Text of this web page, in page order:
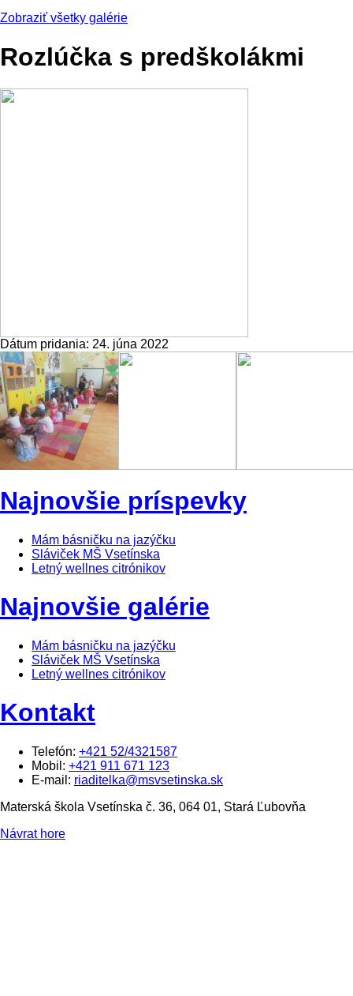
Zobraziť všetky galérie
Rozlúčka s predškolákmi
Dátum pridania: 24. júna 2022
Najnovšie príspevky
Mám básničku na jazýčku
Sláviček MŠ Vsetínska
Letný wellnes citrónikov
Najnovšie galérie
Mám básničku na jazýčku
Sláviček MŠ Vsetínska
Letný wellnes citrónikov
Kontakt
Telefón: +421 52/4321587
Mobil: +421 911 671 123
E-mail: riaditelka@msvsetinska.sk
Materská škola Vsetínska č. 36, 064 01, Stará Ľubovňa
Návrat hore